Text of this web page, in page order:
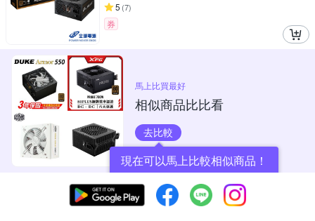
5 (7)
券
馬上比買最好
相似商品比比看
去比較
現在可以馬上比較相似商品！